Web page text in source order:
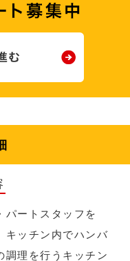
パートスタッフを
キッチン内でハンバ
調理を行うキッチン